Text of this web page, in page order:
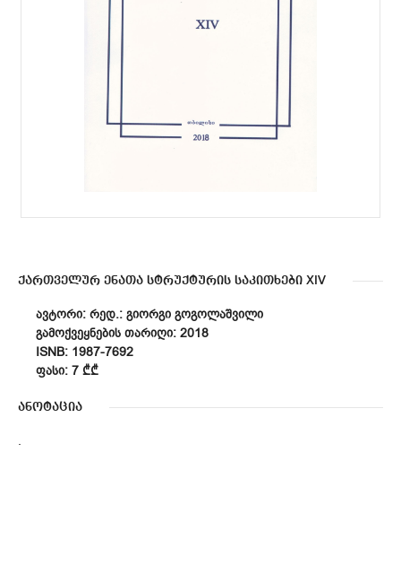
ქართველურ ენათა სტრუქტურის საკითხები XIV
ᲐᲕᲢᲝᲠᲘ: ᲠᲔᲓ.: ᲒᲘᲝᲠᲒᲘ ᲒᲝᲒᲝᲚᲐᲨᲕᲘᲚᲘ
ᲒᲐᲛᲝᲥᲕᲔᲧᲜᲔᲑᲘᲡ ᲗᲐᲠᲘᲦᲘ: 2018
ISNB: 1987-7692
ᲤᲐᲡᲘ: 7 ₾₾
ანოტაცია
.